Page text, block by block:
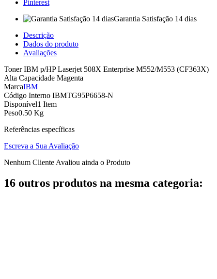
Pinterest
Garantia Satisfação 14 dias
Descrição
Dados do produto
Avaliações
Toner IBM p/HP Laserjet 508X Enterprise M552/M553 (CF363X)
Alta Capacidade Magenta
MarcaIBM
Código Interno IBMTG95P6658-N
Disponível1 Item
Peso0.50 Kg
Referências específicas
Escreva a Sua Avaliação
Nenhum Cliente Avaliou ainda o Produto
16 outros produtos na mesma categoria: